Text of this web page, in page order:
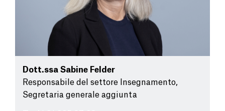
Dott.ssa Sabine Felder
Responsabile del settore Insegnamento,
Segretaria generale aggiunta